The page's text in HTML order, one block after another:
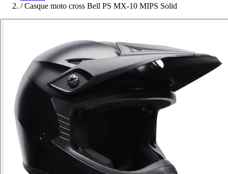
/ Casque moto cross Bell PS MX-10 MIPS Solid